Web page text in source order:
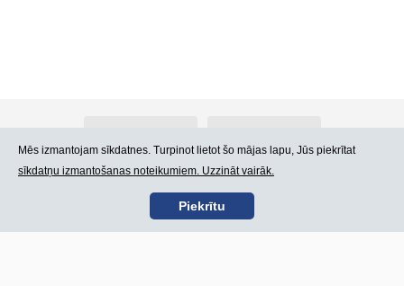
Kontakti Lietošanas noteikumi
Mēs izmantojam sīkdatnes. Turpinot lietot šo mājas lapu, Jūs piekrītat
sīkdatņu izmantošanas noteikumiem. Uzzināt vairāk.
Piekrītu